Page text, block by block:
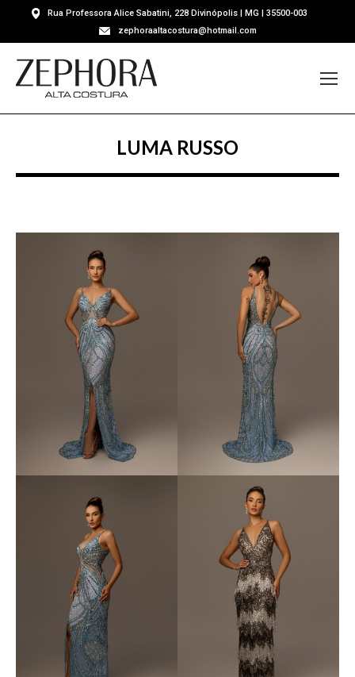
Rua Professora Alice Sabatini, 228 Divinópolis | MG | 35500-003
zephoraaltacostura@hotmail.com
LUMA RUSSO
Você está aqui: